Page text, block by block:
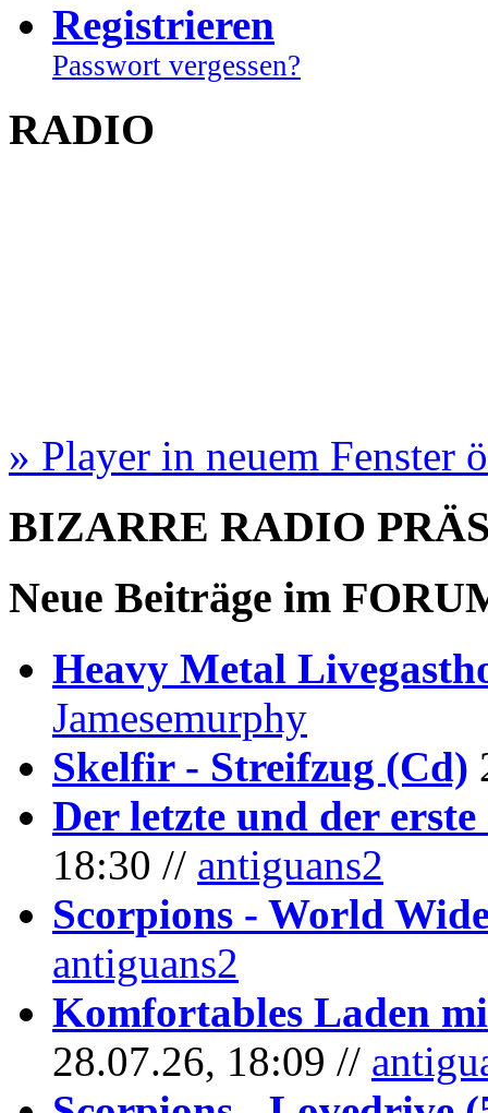
Registrieren
Passwort vergessen?
RADIO
» Player in neuem Fenster
BIZARRE RADIO
Neue Beiträge im
Heavy Metal
Jamesemurphy
Skelfir - Streifzug (Cd)
Der letzte und der erste
18:30 // antiguans2
Scorpions - World
antiguans2
Komfortables Laden
28.07.26, 18:09 //